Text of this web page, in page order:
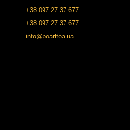
+38 097 27 37 677
+38 097 27 37 677
info@pearltea.ua